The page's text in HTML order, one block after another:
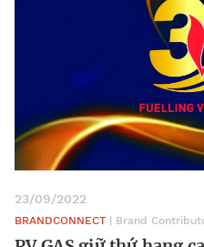
23/09/2022
BRANDCONNECT | Brand